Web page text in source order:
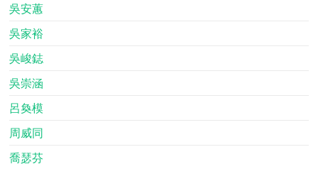
吳安蕙
吳家裕
吳峻鋕
吳崇涵
呂奐模
周威同
喬瑟芬